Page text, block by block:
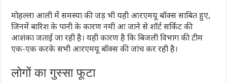
मोहल्ला आली में समस्या की जड़ भी यही आरएमयू बॉक्स साबित हुए,
जिनमें बारिश के पानी के कारण नमी आ जाने से शॉर्ट सर्किट की
आशंका जताई जा रही है। यही कारण है कि बिजली विभाग की टीम
एक-एक करके सभी आरएमयू बॉक्स की जांच कर रही है।
लोगों का गुस्सा फूटा